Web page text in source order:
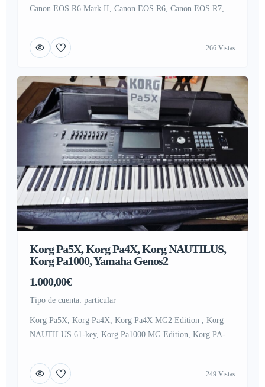
Canon EOS R6 Mark II, Canon EOS R6, Canon EOS R7,
Nikon Z9, Nikon Z8, Nikon Z 7II, Nikon Z7 , Nikon D6,
Nikon D850, Nikon D780 , Sony Alpha A7R III […]266 Vistas
Korg Pa5X, Korg Pa4X, Korg NAUTILUS,
Korg Pa1000, Yamaha Genos2
1.000,00€
tipo de cuenta: particular
Korg Pa5X, Korg Pa4X, Korg Pa4X MG2 Edition , Korg
NAUTILUS 61-key, Korg Pa1000 MG Edition, Korg PA-
Genos 76-Key , Yamaha Tyros5 76-Key, Yamaha MODX8+
Plus , Yamaha PSR-SX920 , Yamaha PSR-A5000 , Yamaha
249 Vistas